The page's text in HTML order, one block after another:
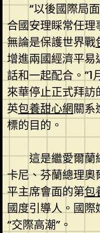
“以後國際局
合國安理睬常任理
無論是保護世界戰
增進兩國經濟平
話和一起配合。
來華停止正式拜
英包養甜心網關系
標的目的。
這是繼愛爾蘭
卡尼、芬蘭總理奧
平主席會面的第包
國度引導人。國
“交際高潮”。